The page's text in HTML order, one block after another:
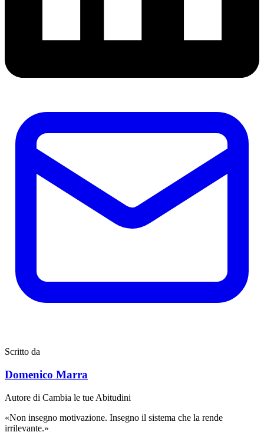
Scritto da
Domenico Marra
Autore di Cambia le tue Abitudini
«Non insegno motivazione. Insegno il sistema che la rende
irrilevante.»